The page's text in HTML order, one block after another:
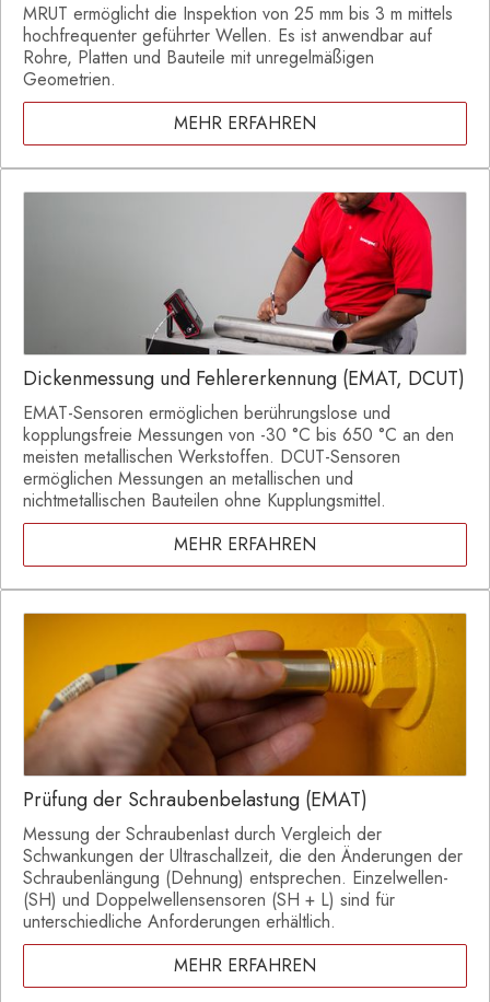
MRUT ermöglicht die Inspektion von 25 mm bis 3 m mittels
hochfrequenter geführter Wellen. Es ist anwendbar auf
Rohre, Platten und Bauteile mit unregelmäßigen
Geometrien.
MEHR ERFAHREN
Dickenmessung und Fehlererkennung (EMAT, DCUT)
EMAT-Sensoren ermöglichen berührungslose und
kopplungsfreie Messungen von -30 °C bis 650 °C an den
meisten metallischen Werkstoffen. DCUT-Sensoren
ermöglichen Messungen an metallischen und
nichtmetallischen Bauteilen ohne Kupplungsmittel.
MEHR ERFAHREN
Prüfung der Schraubenbelastung (EMAT)
Messung der Schraubenlast durch Vergleich der
Schwankungen der Ultraschallzeit, die den Änderungen der
Schraubenlängung (Dehnung) entsprechen. Einzelwellen-
(SH) und Doppelwellensensoren (SH + L) sind für
unterschiedliche Anforderungen erhältlich.
MEHR ERFAHREN